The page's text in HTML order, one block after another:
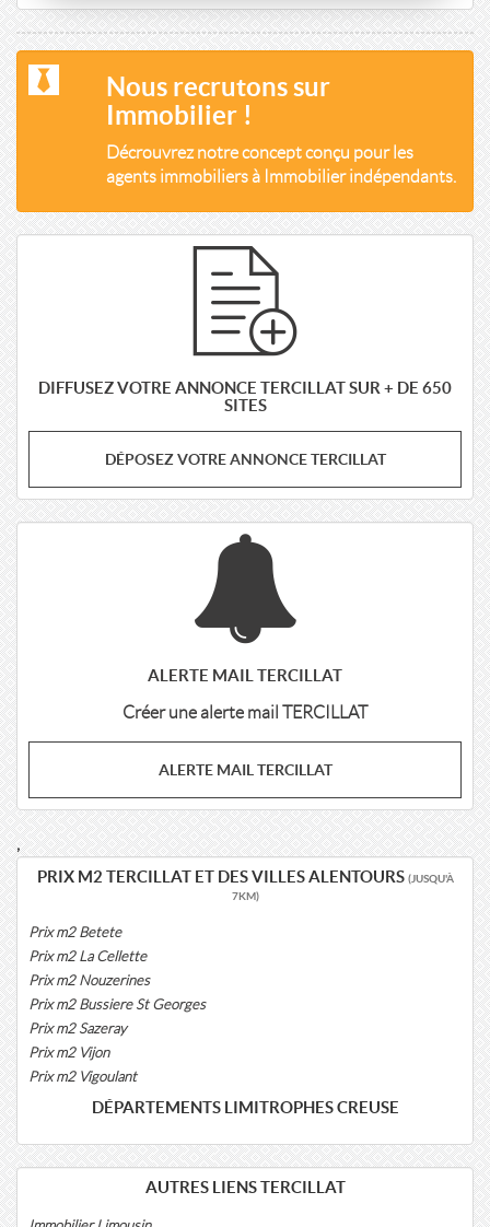
Nous recrutons sur
Immobilier !
Décrouvrez notre concept conçu pour les
agents immobiliers à Immobilier indépendants.
DIFFUSEZ VOTRE ANNONCE TERCILLAT SUR + DE 650
SITES
DÉPOSEZ VOTRE ANNONCE TERCILLAT
ALERTE MAIL TERCILLAT
Créer une alerte mail TERCILLAT
ALERTE MAIL TERCILLAT
,
PRIX M2 TERCILLAT ET DES VILLES ALENTOURS (JUSQU'À
7KM)
Prix m2 Betete
Prix m2 La Cellette
Prix m2 Nouzerines
Prix m2 Bussiere St Georges
Prix m2 Sazeray
Prix m2 Vijon
Prix m2 Vigoulant
DÉPARTEMENTS LIMITROPHES CREUSE
AUTRES LIENS TERCILLAT